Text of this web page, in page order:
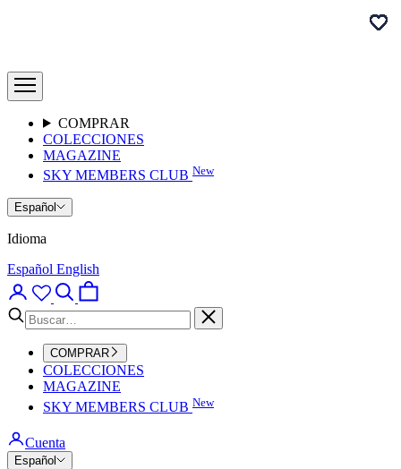
Brand
Clothes
Abrir
menú
navegaciónCOMPRAR
COLECCIONES
MAGAZINE
SKY MEMBERS CLUB New
Español
Idioma
Español English
Abrir
página
de
cuenta
Abrir
búsqueda
Abrir
cesta
Cerrar
COMPRAR
COLECCIONES
MAGAZINE
SKY MEMBERS CLUB New
Cuenta
Español